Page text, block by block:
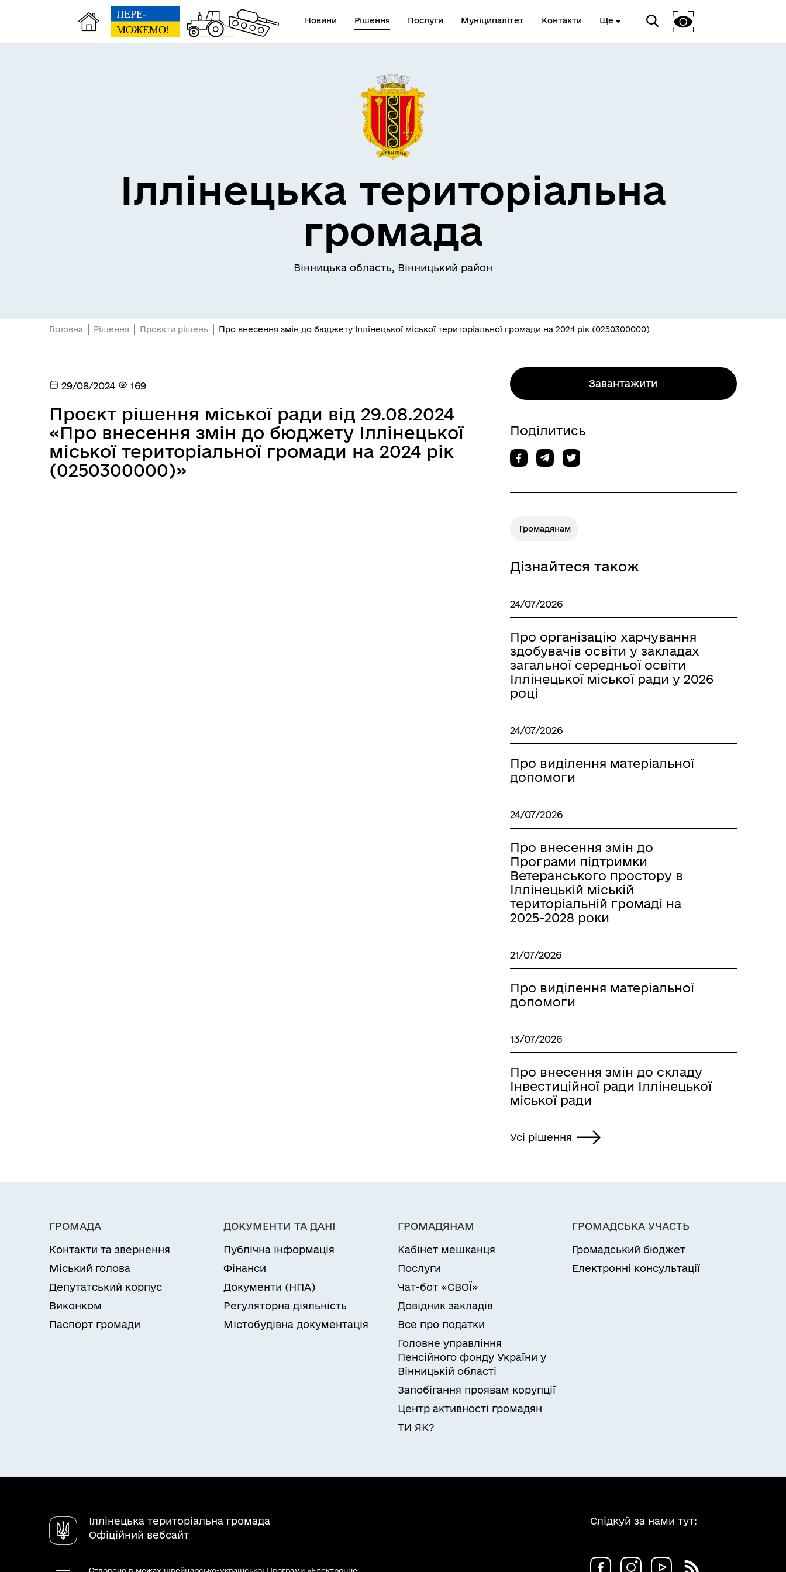
Новини Рішення Послуги Муніципалітет Контакти Ще
Іллінецька територіальна
громада
Вінницька область, Вінницький район
Головна Рішення Проєкти рішень Про внесення змін до бюджету Іллінецької міської територіальної громади на 2024 рік (0250300000)
29/08/2024 169
Проєкт рішення міської ради від 29.08.2024
«Про внесення змін до бюджету Іллінецької
міської територіальної громади на 2024 рік
(0250300000)»
Завантажити
Поділитись
Громадянам
Дізнайтеся також
24/07/2026
Про організацію харчування
здобувачів освіти у закладах
загальної середньої освіти
Іллінецької міської ради у 2026
році
24/07/2026
Про виділення матеріальної
допомоги
24/07/2026
Про внесення змін до
Програми підтримки
Ветеранського простору в
Іллінецькій міській
територіальній громаді на
2025-2028 роки
21/07/2026
Про виділення матеріальної
допомоги
13/07/2026
Про внесення змін до складу
Інвестиційної ради Іллінецької
міської ради
Усі рішення
ГРОМАДА
Контакти та звернення
Міський голова
Депутатський корпус
Виконком
Паспорт громади
ДОКУМЕНТИ ТА ДАНІ
Публічна інформація
Фінанси
Документи (НПА)
Регуляторна діяльність
Містобудівна документація
ГРОМАДЯНАМ
Кабінет мешканця
Послуги
Чат-бот «СВОЇ»
Довідник закладів
Все про податки
Головне управління
Пенсійного фонду України у
Вінницькій області
Запобігання проявам корупції
Центр активності громадян
ТИ ЯК?
ГРОМАДСЬКА УЧАСТЬ
Громадський бюджет
Електронні консультації
Іллінецька територіальна громада
Офіційний вебсайт
Створено в межах швейцарсько-української Програми «Електронне
Слідкуй за нами тут: